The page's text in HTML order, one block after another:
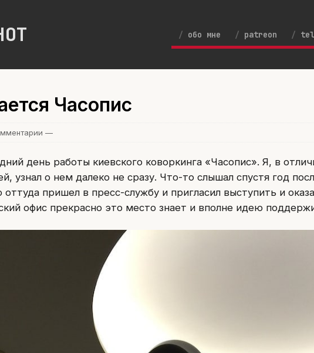
обо мне patreon
Часопис
—
день работы киевского коворкинга «Часопис». Я, в
узнал о нем далеко не сразу. Что-то слышал спустя год
пришел в пресс-службу и пригласил выступить и
офис прекрасно это место знает и вполне идею